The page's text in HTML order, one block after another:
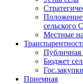
Положение
сельского
Местные
Публичная
Бюджет
Гос.закупки
Приемная